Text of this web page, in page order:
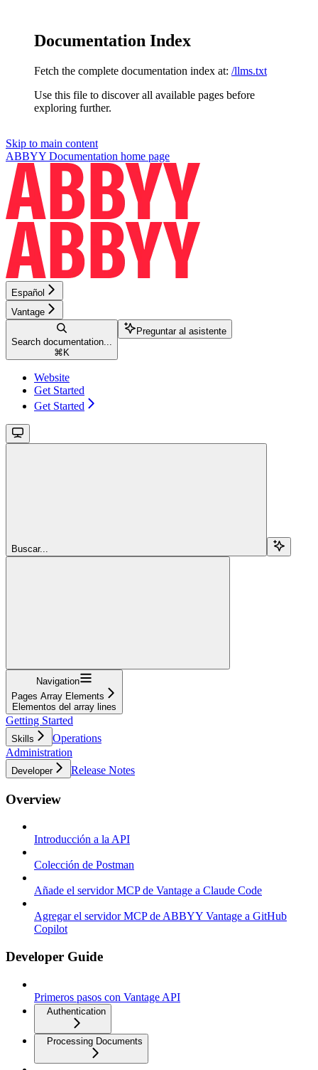
Documentation Index
Fetch the complete documentation index at: /llms.txt
Use this file to discover all available pages before
exploring further.
Skip to main content
ABBYY Documentation home page
Español
Vantage
Search documentation...
⌘ K
Preguntar al asistente
Website
Get Started
Get Started
Buscar...
Navigation
Pages Array Elements
Elementos del array lines
Getting Started
Skills
Operations
Administration
Developer Release Notes
Overview
Introducción a la API
Colección de Postman
Añade el servidor MCP de Vantage a Claude Code
Agregar el servidor MCP de ABBYY Vantage a GitHub
Copilot
Developer Guide
Primeros pasos con Vantage API
Authentication
Processing Documents